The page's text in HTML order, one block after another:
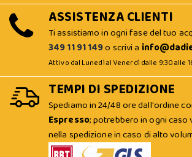
ASSISTENZA CLIENTI
Ti assistiamo in ogni fase del tuo
349 11 91 149o scrivi a
Attivo dal Lunedì al Venerdì dalle 9:30 alle
TEMPI DI SPEDIZIONE
Spediamo in 24/48 ore dall'ordine
Espresso; potrebbero in ogni caso
nella spedizione in caso di alto